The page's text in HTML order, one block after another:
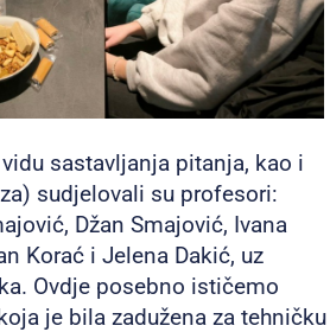
sastavljanja pitanja, kao i
sudjelovali su profesori:
Džan Smajović, Ivana
Korać i Jelena Dakić, uz
Ovdje posebno ističemo
je bila zadužena za tehničku